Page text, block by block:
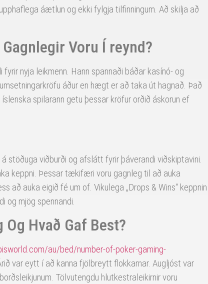
áætlun og ekki fylgja tilfinningum. Að skilja að
Voru Í reynd?
nyja leikmenn. Hann spannaði báðar kasínó- og
áður en hægt er að taka út hagnað. Það
spilarann getu þessar kröfur orðið áskorun ef
stöðuga viðburði og afslátt fyrir þáverandi viðskiptavini.
keppni. Þessar tækifæri voru gagnleg til að auka
að auka eigið fé um of. Vikulega „Drops & Wins“ keppnin
og mjög spennandi.
Hvað Gaf Best?
au/bed/number-of-poker-gaming-
var eytt í að kanna fjölbreytt flokkarnar. Augljóst var
Tölvutengdu hlutkestraleikirnir voru